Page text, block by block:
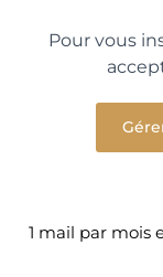
Mona
Mona
Pour vous
1 mail par mois